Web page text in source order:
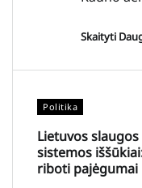
Skaityti
Politika
Lietuvos
sistemos
riboti pajėgumai